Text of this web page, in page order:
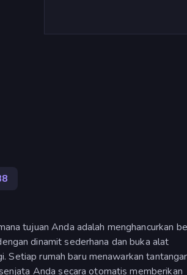
tujuan Anda adalah menghancurkan
dinamit sederhana dan buka alat
Setiap rumah baru menawarkan
Anda secara otomatis memberikan